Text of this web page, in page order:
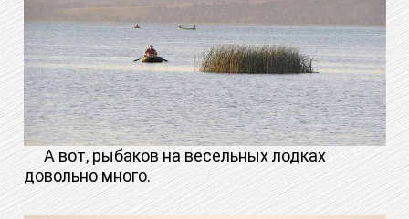
А вот, рыбаков на весельных лодках
довольно много.